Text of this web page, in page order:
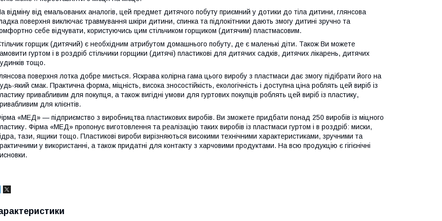
відміну від емальованих аналогів, цей предмет дитячого побуту приємний у дотики до тіла дитини, глянсова
поверхня виключає травмування шкіри дитини, спинка та підлокітники дають змогу дитині зручно та
себе відчувати, користуючись цим стільчиком горщиком (дитячим) пластмасовим.
горщик (дитячий) є необхідним атрибутом домашнього побуту, де є маленькі діти. Також Ви можете
гуртом і в роздріб стільчики горщики (дитячі) пластикові для дитячих садків, дитячих лікарень, дитячих
тощо.
поверхня лотка добре миється. Яскрава колірна гама цього виробу з пластмаси дає змогу підібрати його на
який смак. Практична форма, міцність, висока зносостійкість, екологічність і доступна ціна роблять цей виріб із
привабливим для покупця, а також вигідні умови для гуртових покупців роблять цей виріб із пластику,
для клієнтів.
«МЕД» — підприємство з виробництва пластикових виробів. Ви зможете придбати понад 250 виробів із міцного
Фірма «МЕД» пропонує виготовлення та реалізацію таких виробів із пластмаси гуртом і в роздріб: миски,
тази, ящики тощо. Пластикові вироби вирізняються високими технічними характеристиками, зручними та
у використанні, а також придатні для контакту з харчовими продуктами. На всю продукцію є гігієнічні